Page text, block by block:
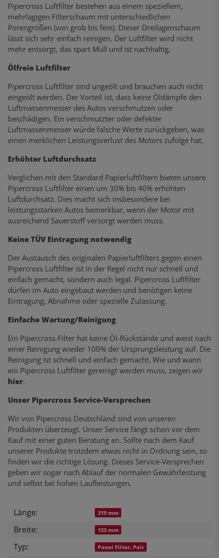
Pipercross Luftfilter bestehen aus einem speziellem,
mehrlagigen Filterschaum mit unterschiedlichen
Porengrößen (von grob bis fein). Dieser Dreilagenschaum
lässt sich sehr einfach reinigen. Der Luftfilter wird nicht
mehr entsorgt, das spart Müll und ist nachhaltig.
Ölfreie Luftfilter
Pipercross Luftfilter sind ungeölt und brauchen auch nicht
eingeölt werden. Der Vorteil ist, dass keine Öldämpfe den
Luftmassenmesser des Autos verschmutzen oder
beschädigen. Ein verschmutzter oder defekter
Luftmassenmesser würde falsche Werte zurückgeben, was
einen merklichen Leistungsverlust des Motors zufolge hat.
Erhöhter Luftdurchsatz
Verglichen mit den Standard Papierluftfiltern bieten unsere
Pipercross Luftfilter einen um 30% bis 40% erhöhten
Luftdurchsatz. Dies macht sich insbesondere bei
leistungsstarken Autos bemerkbar, wenn der Motor mit
ausreichend Sauerstoff versorgt werden muss.
Keine TÜV Eintragung notwendig
Der Austausch des originalen Papierluftfilters gegen einen
Pipercross Luftfilter ist in der Regel nicht nur schnell und
einfach gemacht, sondern auch legal. Pipercross Luftfilter
dürfen im Auto eingebaut werden und benötigen keine
Eintragung, Abnahme oder spezielle Zulassung.
Einfache Wartung/Reinigung
Ein Pipercross-Filter hat keine Öl-Rückstände und weist nach
einer Reinigung wieder 100% der Ursprungsleistung auf. Die
Reinigung ist schnell und einfach gemacht. Wie und wann
ein Pipercross Luftfilter gereinigt werden muss, zeigen wir
hier.
Unser Pipercross Service-Versprechen
Wir von Pipercross Deutschland sind von unseren
Produkten überzeugt. Unser Service fängt schon vor dem
Kauf mit einer guten Beratung an. Sollte nach dem Kauf
unserer Produkte trotzdem etwas nicht in Ordnung sein, so
finden wir die richtige Lösung. Dieses Service-Versprechen
geben wir sogar nach Ablauf der normalen Gewährleistung
und selbst bei hohen Laufleistungen.
Produkteigenschaft
Wert
Länge: 319 mm
Breite: 133 mm
Typ: Panel Filter, Pair